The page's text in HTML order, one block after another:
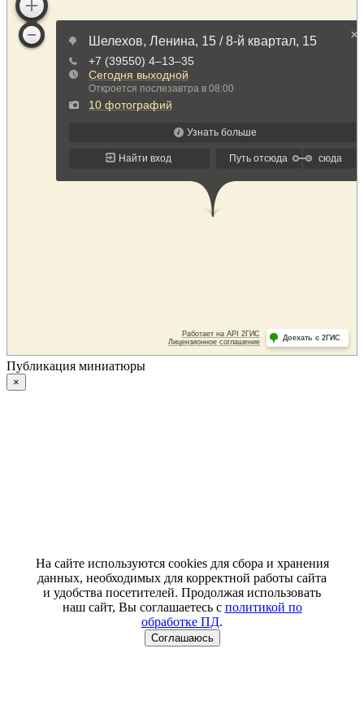
Публикация миниатюры
×
На сайте используются cookies для сбора и хранения
данных, необходимых для корректной работы сайта
и удобства посетителей. Продолжая использовать
наш сайт, Вы соглашаетесь с политикой по
обработке ПД.
Соглашаюсь